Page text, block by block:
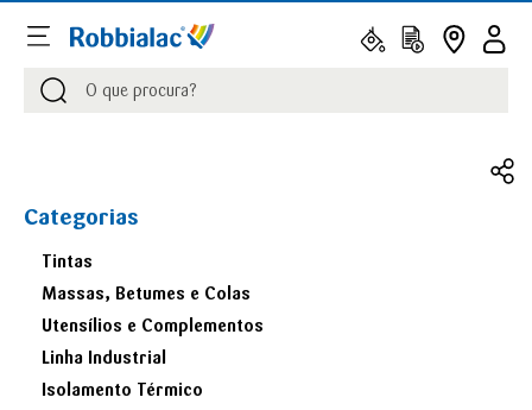
Procurar
Procurar
Categorias
Tintas
Massas, Betumes e Colas
Utensílios e Complementos
Linha Industrial
Isolamento Térmico